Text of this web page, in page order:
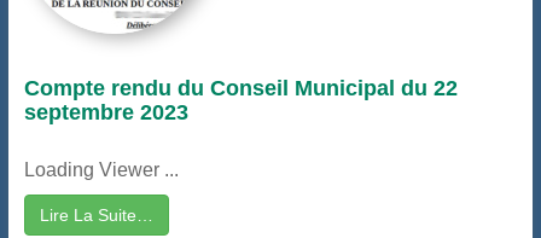
Compte rendu du Conseil Municipal du 22
septembre 2023
Loading Viewer ...
Lire La Suite…